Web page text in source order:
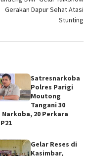
Gerakan Dapur Sehat Atasi
Stunting
Satresnarkoba
Polres Parigi
Moutong
Tangani 30
Narkoba, 20 Perkara
Gelar Reses di
Kasimbar,